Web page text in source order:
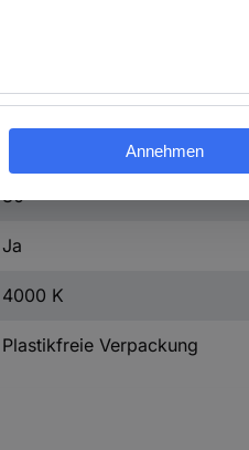
(L x B x H) 1276 x 100 x 58
80
Ja
4000 K
Plastikfreie Verpackung